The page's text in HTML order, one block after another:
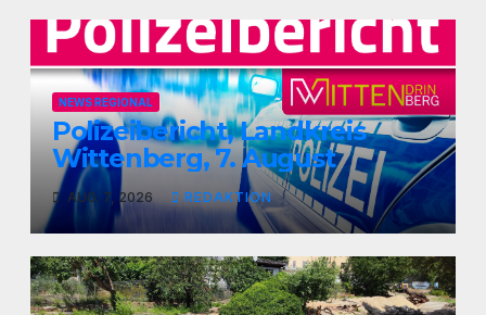
NEWS REGIONAL
Polizeibericht, Landkreis
Wittenberg, 7. August
AUG. 7, 2026 REDAKTION